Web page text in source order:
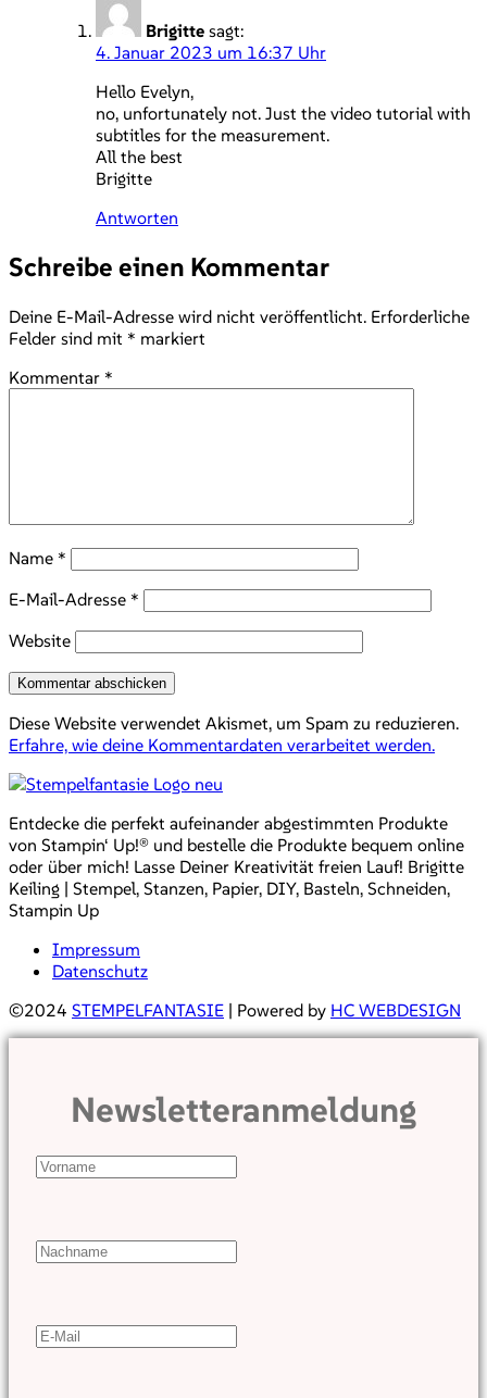
Brigitte sagt:
4. Januar 2023 um 16:37 Uhr
Hello Evelyn,
no, unfortunately not. Just the video tutorial with
subtitles for the measurement.
All the best
Brigitte
Antworten
Schreibe einen Kommentar
Deine E-Mail-Adresse wird nicht veröffentlicht. Erforderliche
Felder sind mit * markiert
Kommentar *
Name *
E-Mail-Adresse *
Website
Diese Website verwendet Akismet, um Spam zu reduzieren.
Erfahre, wie deine Kommentardaten verarbeitet werden.
Entdecke die perfekt aufeinander abgestimmten Produkte
von Stampin‘ Up!® und bestelle die Produkte bequem online
oder über mich! Lasse Deiner Kreativität freien Lauf! Brigitte
Keiling | Stempel, Stanzen, Papier, DIY, Basteln, Schneiden,
Stampin Up
Impressum
Datenschutz
©2024 STEMPELFANTASIE | Powered by HC WEBDESIGN
Newsletteranmeldung